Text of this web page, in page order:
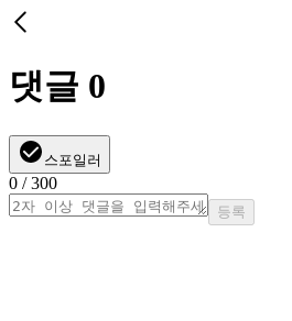
댓글 0
스포일러
0 / 300
등록